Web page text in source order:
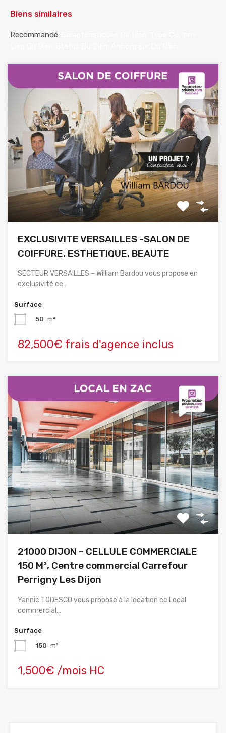
Biens similaires
Recommandé
EXCLUSIVITE VERSAILLES -SALON DE
COIFFURE, ESTHETIQUE, BEAUTE
SECTEUR VERSAILLES – William Bardou vous propose en
exclusivité ce…
Surface
50 m²
82,500€ frais d'agence inclus
21000 DIJON – CELLULE COMMERCIALE
150 M², Centre commercial Carrefour
Perrigny Les Dijon
Yannic TODESCO vous propose à la location ce Local
commercial…
Surface
150 m²
1,500€ /mois HC